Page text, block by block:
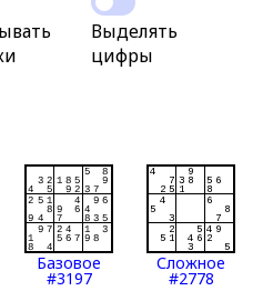
Выделять
цифры
Базовое
#3197
Сложное
#2778